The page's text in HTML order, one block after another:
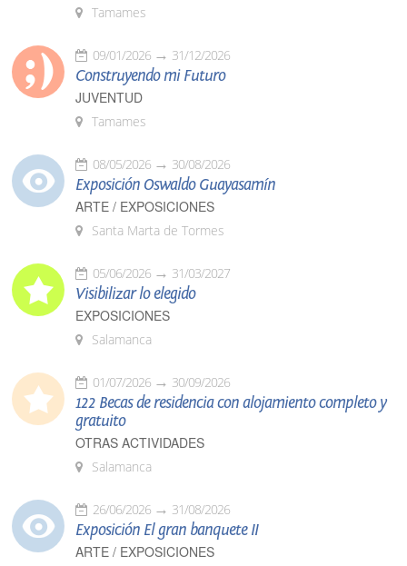
Tamames
09/01/2026 31/12/2026
Construyendo mi Futuro
JUVENTUD
Tamames
08/05/2026 30/08/2026
Exposición Oswaldo Guayasamín
ARTE / EXPOSICIONES
Santa Marta de Tormes
05/06/2026 31/03/2027
Visibilizar lo elegido
EXPOSICIONES
Salamanca
01/07/2026 30/09/2026
122 Becas de residencia con alojamiento completo y
gratuito
OTRAS ACTIVIDADES
Salamanca
26/06/2026 31/08/2026
Exposición El gran banquete II
ARTE / EXPOSICIONES